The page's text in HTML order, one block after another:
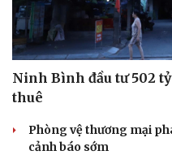
Ninh Bình đầu tư 502
thuê
Phòng vệ thương mại
cảnh báo sớm